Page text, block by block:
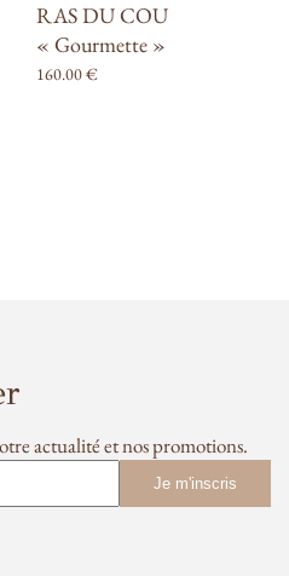
RAS DU COU
« Gourmette »
160.00€
actualité et nos promotions.